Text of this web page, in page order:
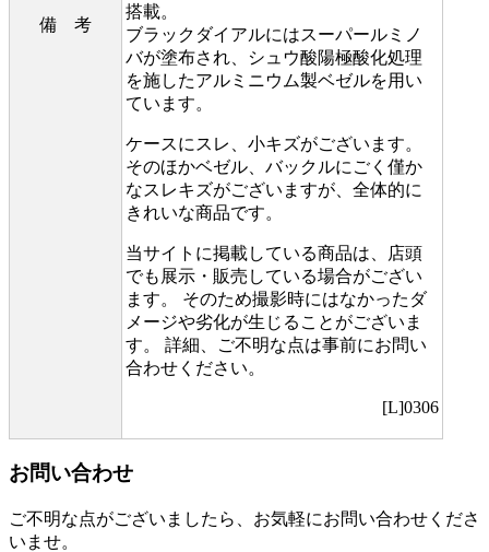
備 考
搭載。
ブラックダイアルにはスーパールミノ
バが塗布され、シュウ酸陽極酸化処理
を施したアルミニウム製ベゼルを用い
ています。
ケースにスレ、小キズがございます。
そのほかベゼル、バックルにごく僅か
なスレキズがございますが、全体的に
きれいな商品です。
当サイトに掲載している商品は、店頭
でも展示・販売している場合がござい
ます。 そのため撮影時にはなかったダ
メージや劣化が生じることがございま
す。 詳細、ご不明な点は事前にお問い
合わせください。
[L]0306
お問い合わせ
ご不明な点がございましたら、お気軽にお問い合わせくださ
いませ。